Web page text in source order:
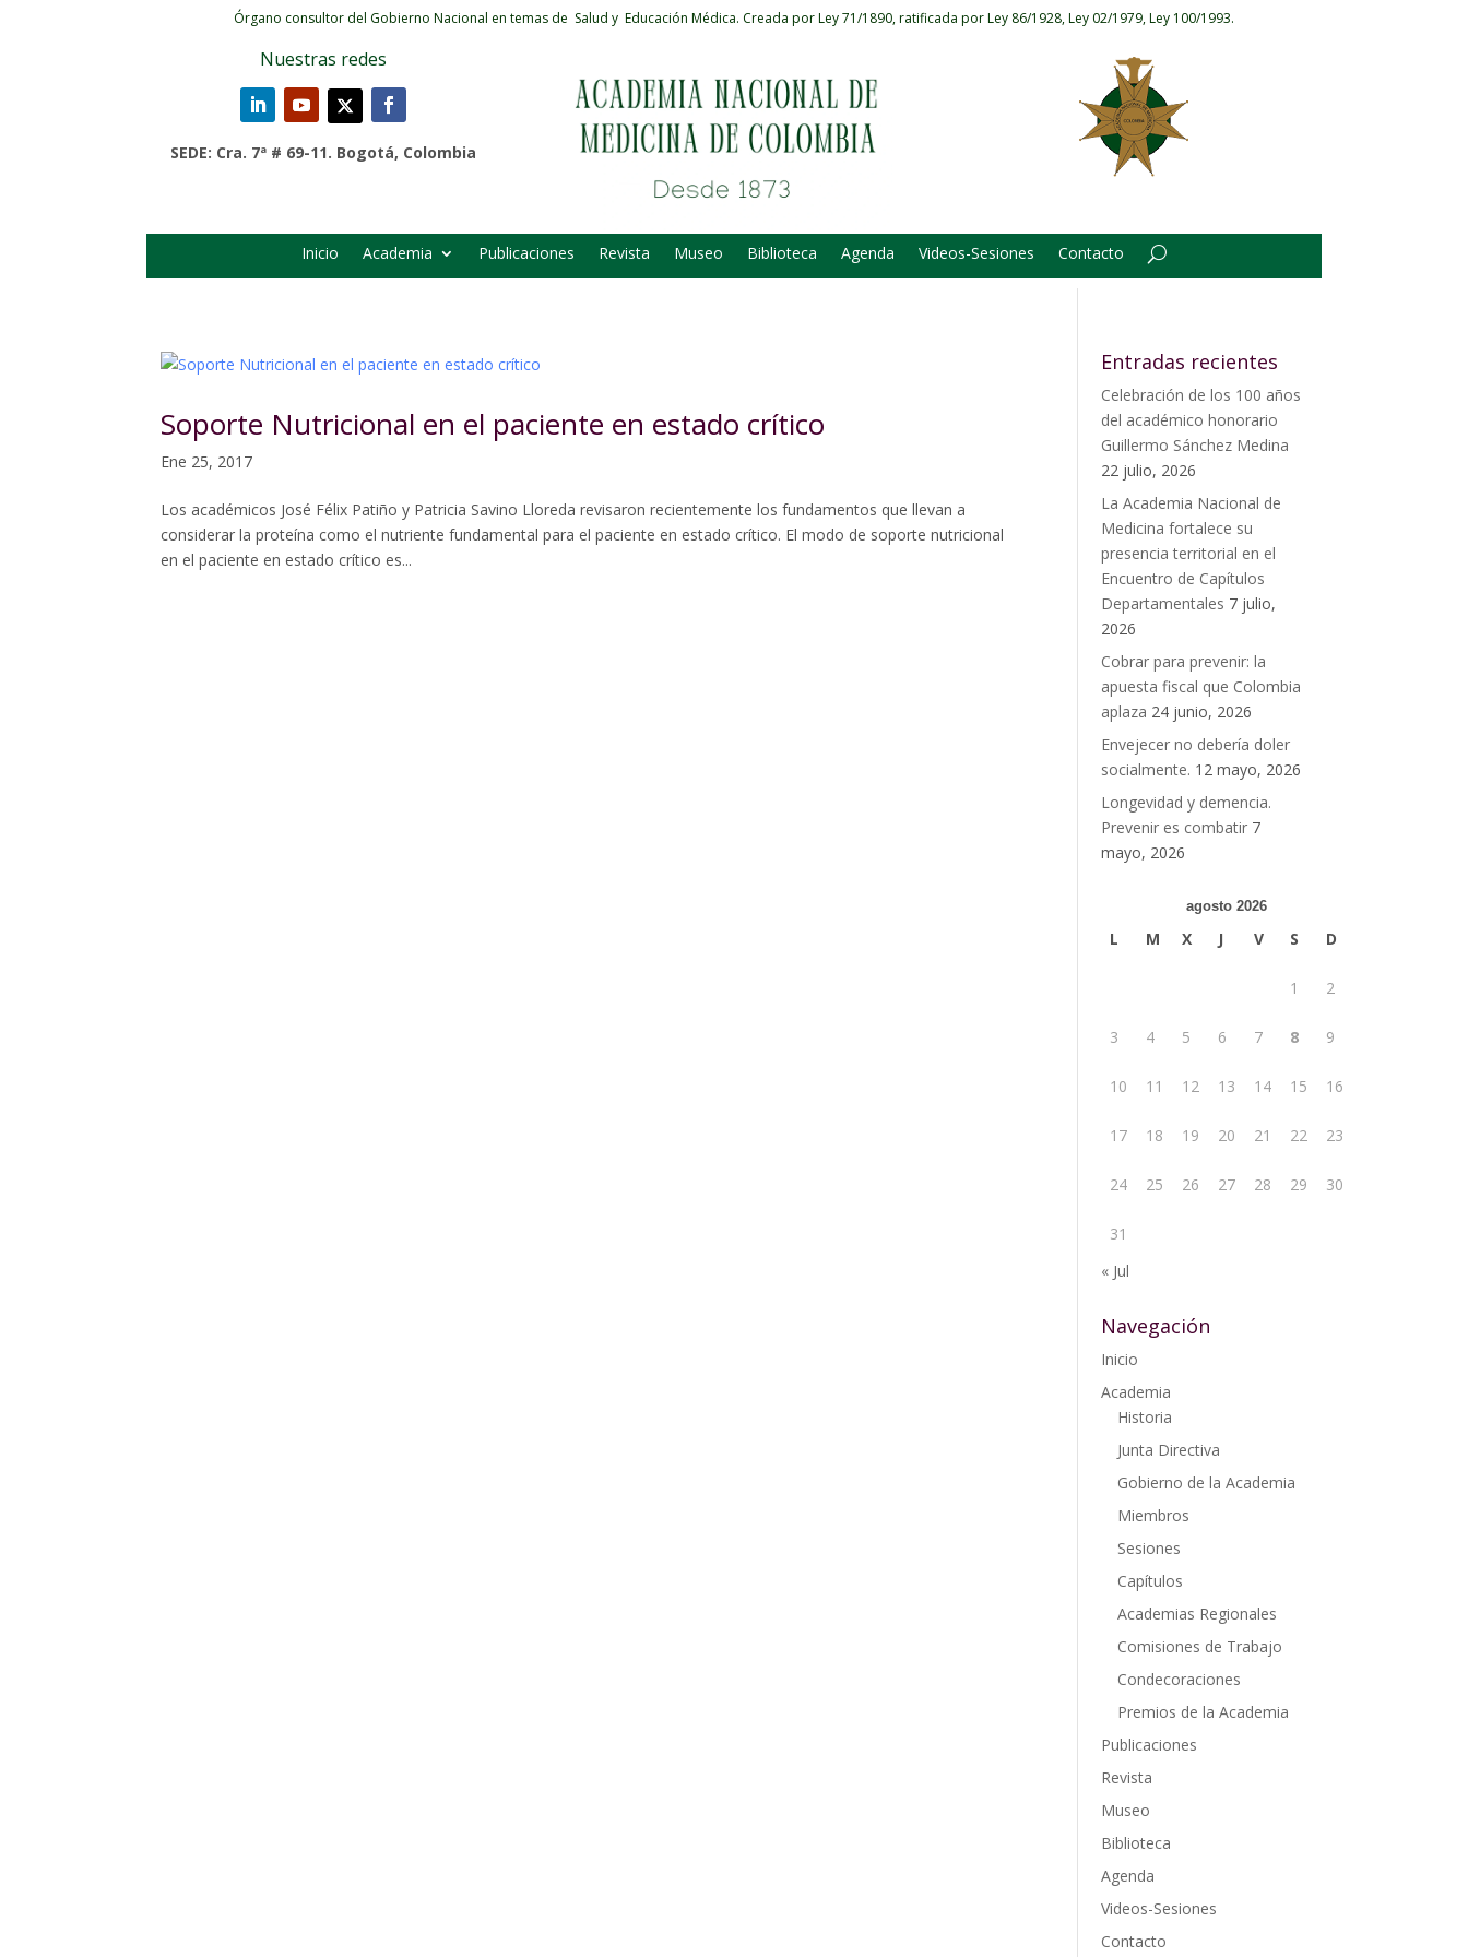
Órgano consultor del Gobierno Nacional en temas de Salud y Educación Médica. Creada por Ley 71/1890, ratificada por Ley 86/1928, Ley 02/1979, Ley 100/1993.
Nuestras redes
SEDE: Cra. 7ª # 69-11. Bogotá, Colombia
Inicio Academia Publicaciones Revista Museo Biblioteca Agenda Videos-Sesiones Contacto
Soporte Nutricional en el paciente en estado crítico
Ene 25, 2017
Los académicos José Félix Patiño y Patricia Savino Lloreda revisaron recientemente los fundamentos que llevan a
considerar la proteína como el nutriente fundamental para el paciente en estado crítico. El modo de soporte nutricional
en el paciente en estado crítico es...
Entradas recientes
Celebración de los 100 años
del académico honorario
Guillermo Sánchez Medina
22 julio, 2026
La Academia Nacional de
Medicina fortalece su
presencia territorial en el
Encuentro de Capítulos
Departamentales 7 julio,
2026
Cobrar para prevenir: la
apuesta fiscal que Colombia
aplaza 24 junio, 2026
Envejecer no debería doler
socialmente. 12 mayo, 2026
Longevidad y demencia.
Prevenir es combatir 7
mayo, 2026
agosto 2026
L M X J V S D
1 2
3 4 5 6 7 8 9
10 11 12 13 14 15 16
17 18 19 20 21 22 23
24 25 26 27 28 29 30
31
« Jul
Navegación
Inicio
Academia
Historia
Junta Directiva
Gobierno de la Academia
Miembros
Sesiones
Capítulos
Academias Regionales
Comisiones de Trabajo
Condecoraciones
Premios de la Academia
Publicaciones
Revista
Museo
Biblioteca
Agenda
Videos-Sesiones
Contacto